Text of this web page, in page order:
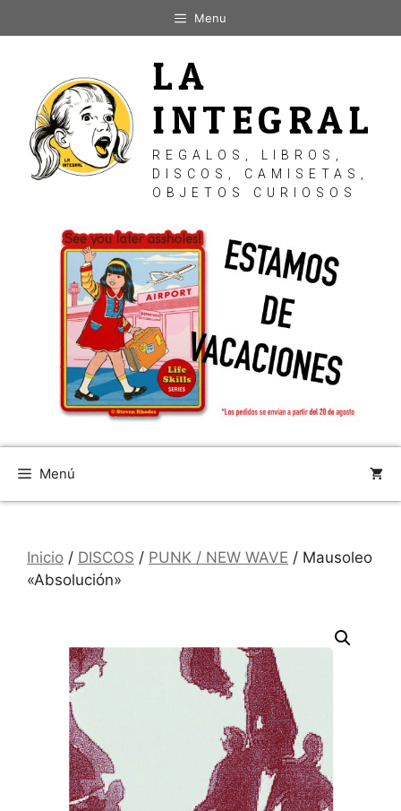
al
Menu
LA
INTEGRAL
REGALOS, LIBROS,
DISCOS, CAMISETAS,
OBJETOS CURIOSOS
Menú
Inicio / DISCOS / PUNK / NEW WAVE / Mausoleo
«Absolución»